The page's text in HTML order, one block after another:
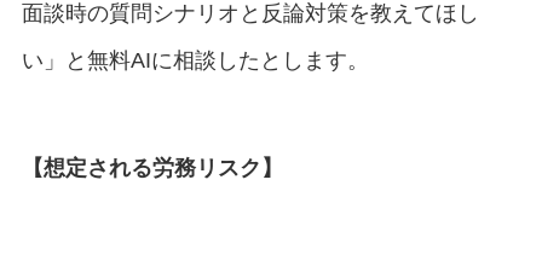
面談時の質問シナリオと反論対策を教えてほし
い」と無料AIに相談したとします。
【想定される労務リスク】